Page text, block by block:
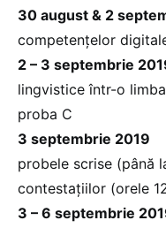
30 august & 2
competențelor
2 – 3 septembrie
lingvistice într-o
proba C
3 septembrie 2019
probele scrise (până
contestațiilor (orele
3 – 6 septembrie